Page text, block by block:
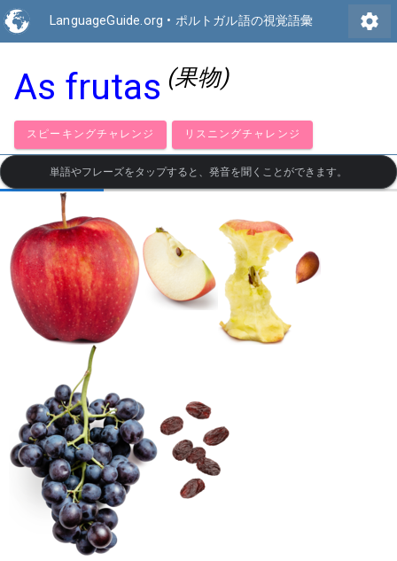
LanguageGuide.org • ポルトガル語の視覚語彙 settings
As frutas (果物)
スピーキングチャレンジ リスニングチャレンジ
単語やフレーズをタップすると、発音を聞くことができます。